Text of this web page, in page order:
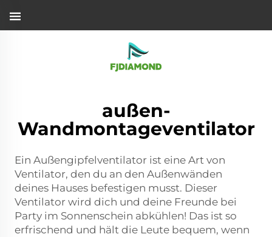
außen-
Wandmontageventilator
Ein Außengipfelventilator ist eine Art von
Ventilator, den du an den Außenwänden
deines Hauses befestigen musst. Dieser
Ventilator wird dich und deine Freunde bei
Party im Sonnenschein abkühlen! Das ist so
erfrischend und hält die Leute bequem, wenn